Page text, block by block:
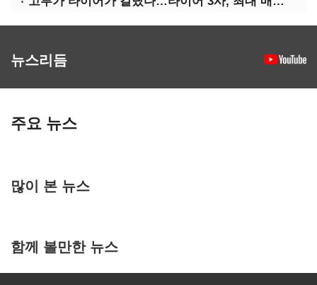
뉴스리듬
주요 뉴스
많이 본 뉴스
함께 볼만한 뉴스